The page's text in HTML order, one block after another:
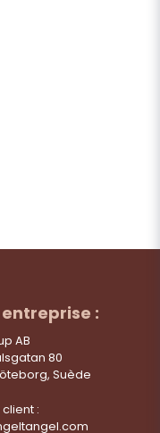
:
AB
80
Suède
: